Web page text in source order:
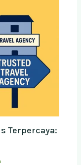
Terpercaya: